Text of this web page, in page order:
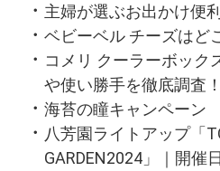
主婦が選ぶお出かけ便
ベビーベル チーズはど
コメリ クーラーボック
や使い勝手を徹底調査！
海苔の瞳キャンペーン
八芳園ライトアップ「
GARDEN2024」｜開催